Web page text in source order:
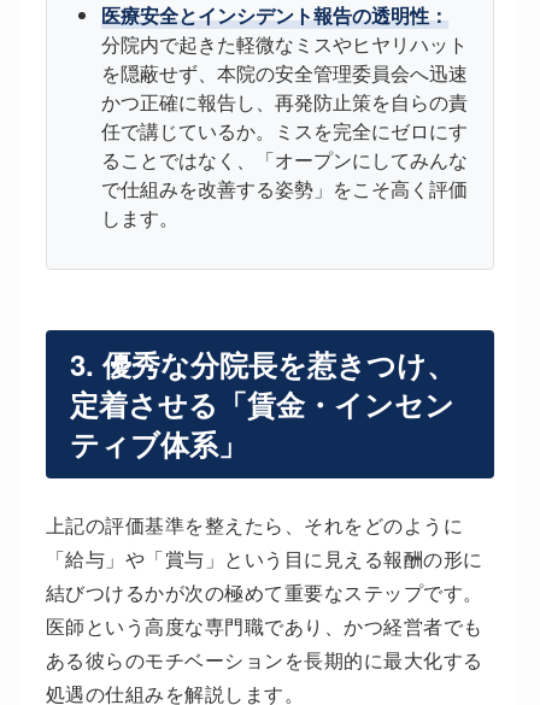
医療安全とインシデント報告の透明性：
分院内で起きた軽微なミスやヒヤリハット
を隠蔽せず、本院の安全管理委員会へ迅速
かつ正確に報告し、再発防止策を自らの責
任で講じているか。ミスを完全にゼロにす
ることではなく、「オープンにしてみんな
で仕組みを改善する姿勢」をこそ高く評価
します。
3. 優秀な分院長を惹きつけ、
定着させる「賃金・インセン
ティブ体系」
上記の評価基準を整えたら、それをどのように
「給与」や「賞与」という目に見える報酬の形に
結びつけるかが次の極めて重要なステップです。
医師という高度な専門職であり、かつ経営者でも
ある彼らのモチベーションを長期的に最大化する
処遇の仕組みを解説します。